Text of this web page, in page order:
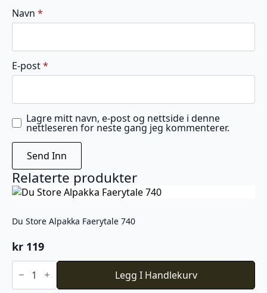
Navn *
E-post*
Lagre mitt navn, e-post og nettside i denne
nettleseren for neste gang jeg kommenterer.
Relaterte produkter
Du Store Alpakka Faerytale 740
kr 119
Du
Store Legg I Handlekurv